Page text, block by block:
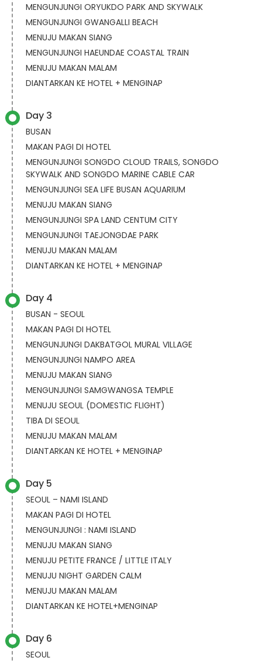
MENGUNJUNGI ORYUKDO PARK AND SKYWALK
MENGUNJUNGI GWANGALLI BEACH
MENUJU MAKAN SIANG
MENGUNJUNGI HAEUNDAE COASTAL TRAIN
MENUJU MAKAN MALAM
DIANTARKAN KE HOTEL + MENGINAP
Day 3
BUSAN
MAKAN PAGI DI HOTEL
MENGUNJUNGI SONGDO CLOUD TRAILS, SONGDO
SKYWALK AND SONGDO MARINE CABLE CAR
MENGUNJUNGI SEA LIFE BUSAN AQUARIUM
MENUJU MAKAN SIANG
MENGUNJUNGI SPA LAND CENTUM CITY
MENGUNJUNGI TAEJONGDAE PARK
MENUJU MAKAN MALAM
DIANTARKAN KE HOTEL + MENGINAP
Day 4
BUSAN - SEOUL
MAKAN PAGI DI HOTEL
MENGUNJUNGI DAKBATGOL MURAL VILLAGE
MENGUNJUNGI NAMPO AREA
MENUJU MAKAN SIANG
MENGUNJUNGI SAMGWANGSA TEMPLE
MENUJU SEOUL (DOMESTIC FLIGHT)
TIBA DI SEOUL
MENUJU MAKAN MALAM
DIANTARKAN KE HOTEL + MENGINAP
Day 5
SEOUL – NAMI ISLAND
MAKAN PAGI DI HOTEL
MENGUNJUNGI : NAMI ISLAND
MENUJU MAKAN SIANG
MENUJU PETITE FRANCE / LITTLE ITALY
MENUJU NIGHT GARDEN CALM
MENUJU MAKAN MALAM
DIANTARKAN KE HOTEL+MENGINAP
Day 6
SEOUL